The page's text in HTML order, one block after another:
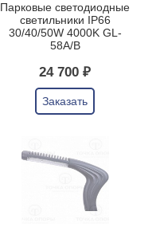
Парковые светодиодные
светильники IP66
30/40/50W 4000K GL-
58A/B
24 700 ₽
Заказать